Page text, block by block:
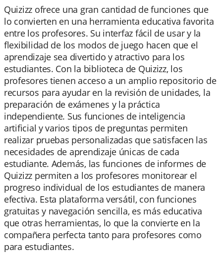
Quizizz ofrece una gran cantidad de funciones que
lo convierten en una herramienta educativa favorita
entre los profesores. Su interfaz fácil de usar y la
flexibilidad de los modos de juego hacen que el
aprendizaje sea divertido y atractivo para los
estudiantes. Con la biblioteca de Quizizz, los
profesores tienen acceso a un amplio repositorio de
recursos para ayudar en la revisión de unidades, la
preparación de exámenes y la práctica
independiente. Sus funciones de inteligencia
artificial y varios tipos de preguntas permiten
realizar pruebas personalizadas que satisfacen las
necesidades de aprendizaje únicas de cada
estudiante. Además, las funciones de informes de
Quizizz permiten a los profesores monitorear el
progreso individual de los estudiantes de manera
efectiva. Esta plataforma versátil, con funciones
gratuitas y navegación sencilla, es más educativa
que otras herramientas, lo que la convierte en la
compañera perfecta tanto para profesores como
para estudiantes.